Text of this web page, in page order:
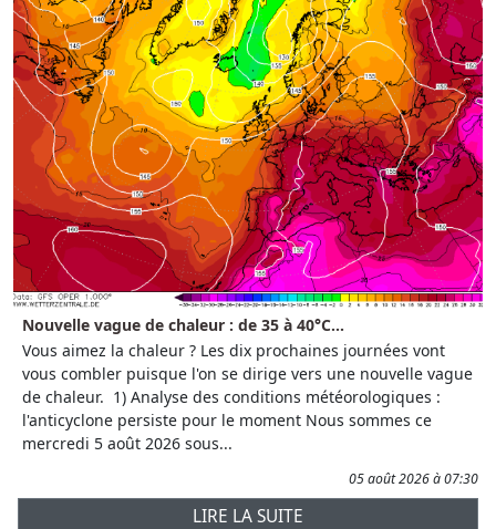
Nouvelle vague de chaleur : de 35 à 40°C...
Vous aimez la chaleur ? Les dix prochaines journées vont
vous combler puisque l'on se dirige vers une nouvelle vague
de chaleur. 1) Analyse des conditions météorologiques :
l'anticyclone persiste pour le moment Nous sommes ce
mercredi 5 août 2026 sous...
05 août 2026 à 07:30
LIRE LA SUITE